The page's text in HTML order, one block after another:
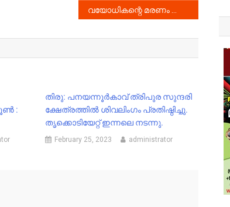
:
തിരു: പനയന്നൂർകാവ് ത്രിപുര സുന്ദരി
ക്ഷേത്രത്തിൽ ശിവലിംഗം പ്രതിഷ്ഠിച്ചു.
തൃക്കൊടിയേറ്റ് ഇന്നലെ നടന്നു.
February 25, 2023 administrator